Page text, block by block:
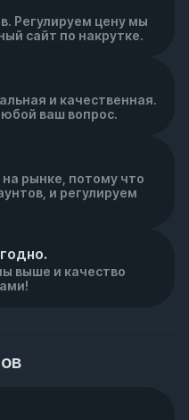
Регулируем цену мы
сайт по накрутке.
и качественная.
ваш вопрос.
рынке, потому что
и регулируем
выше и качество